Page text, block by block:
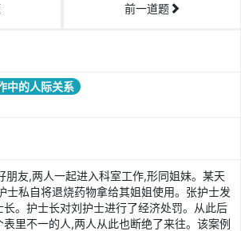
前一道题
中的人际关系
朋友,两人一起进入科室工作,形同姐妹。某天
士私自将退烧药物拿给其姐姐使用。张护士发
。护士长对刘护士进行了经济处罚。从此后
里不一的人,两人从此也断绝了来往。该案例